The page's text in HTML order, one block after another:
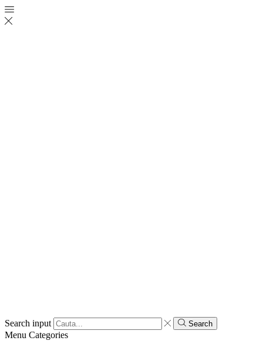
Search input Search
Menu Categories